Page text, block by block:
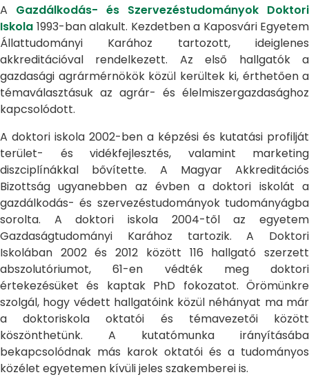
A Gazdálkodás- és Szervezéstudományok Doktori
Iskola 1993-ban alakult. Kezdetben a Kaposvári Egyetem
Állattudományi Karához tartozott, ideiglenes
akkreditációval rendelkezett. Az első hallgatók a
gazdasági agrármérnökök közül kerültek ki, érthetően a
témaválasztásuk az agrár- és élelmiszergazdasághoz
kapcsolódott.
A doktori iskola 2002-ben a képzési és kutatási profilját
terület- és vidékfejlesztés, valamint marketing
diszciplínákkal bővítette. A Magyar Akkreditációs
Bizottság ugyanebben az évben a doktori iskolát a
gazdálkodás- és szervezéstudományok tudományágba
sorolta. A doktori iskola 2004-től az egyetem
Gazdaságtudományi Karához tartozik. A Doktori
Iskolában 2002 és 2012 között 116 hallgató szerzett
abszolutóriumot, 61-en védték meg doktori
értekezésüket és kaptak PhD fokozatot. Örömünkre
szolgál, hogy védett hallgatóink közül néhányat ma már
a doktoriskola oktatói és témavezetői között
köszönthetünk. A kutatómunka irányításába
bekapcsolódnak más karok oktatói és a tudományos
közélet egyetemen kívüli jeles szakemberei is.